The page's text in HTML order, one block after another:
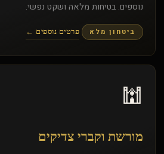
נוספים. בטיחות מלאה ושקט נפשי.
ביטחון מלא פרטים נוספים ←
🕍
מורשת וקברי צדיקים